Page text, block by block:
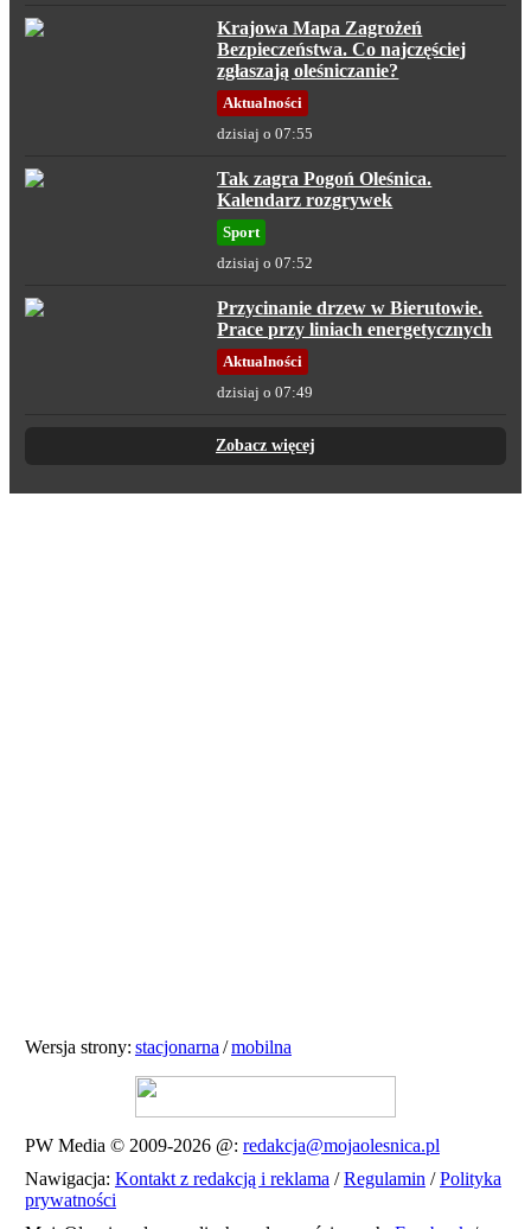
Krajowa Mapa Zagrożeń
Bezpieczeństwa. Co najczęściej
zgłaszają oleśniczanie?
Aktualności
dzisiaj o 07:55
Tak zagra Pogoń Oleśnica.
Kalendarz rozgrywek
Sport
dzisiaj o 07:52
Przycinanie drzew w Bierutowie.
Prace przy liniach energetycznych
Aktualności
dzisiaj o 07:49
Zobacz więcej
Wersja strony: stacjonarna /mobilna
PW Media © 2009-2026 @: redakcja@mojaolesnica.pl
Nawigacja: Kontakt z redakcją i reklama /Regulamin /Polityka
prywatności